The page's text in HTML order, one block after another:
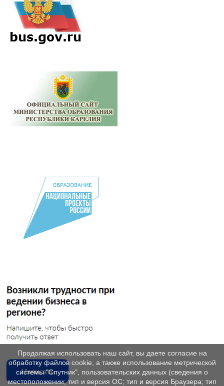
Продолжая использовать наш сайт, вы даете согласие на
обработку файлов cookie, а также использование метрической
системы "Спутник", пользовательских данных (сведения о
местоположении; тип и версия ОС; тип и версия Браузера; тип